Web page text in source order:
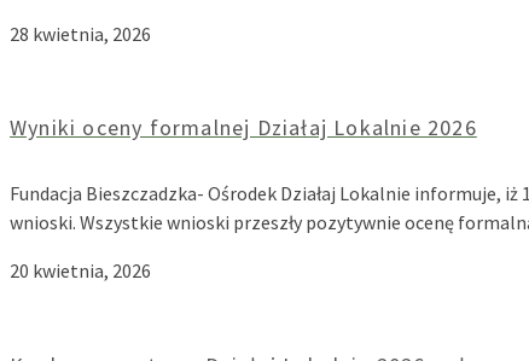
28 kwietnia, 2026
Wyniki oceny formalnej Działaj Lokalnie 2026
Fundacja Bieszczadzka- Ośrodek Działaj Lokalnie informuje,
wnioski. Wszystkie wnioski przeszły pozytywnie ocenę
20 kwietnia, 2026